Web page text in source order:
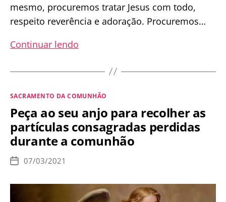
mesmo, procuremos tratar Jesus com todo,
respeito reverência e adoração. Procuremos…
Continuar lendo
CONSEQUÊNCIAS
COMUNHÃO
NA
MÃO
Categorias
SACRAMENTO DA COMUNHÃO
Peça ao seu anjo para recolher as
partículas consagradas perdidas
durante a comunhão
Data
publicação
07/03/2021